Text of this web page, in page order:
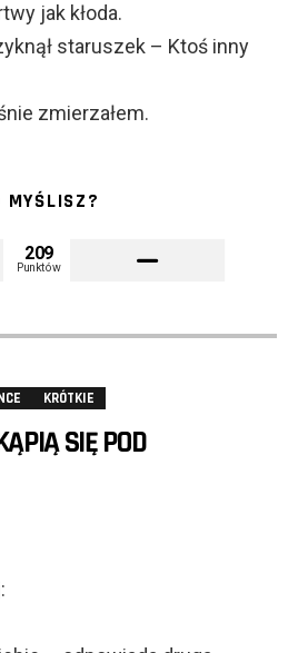
jak kłoda.
staruszek – Ktoś inny
zmierzałem.
MYŚLISZ?
209
Punktów
KRÓTKIE
SIĘ POD